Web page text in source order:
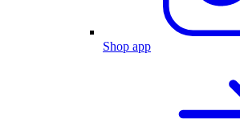
Shop app